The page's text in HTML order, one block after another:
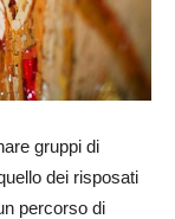
gruppi di
dei risposati
percorso di